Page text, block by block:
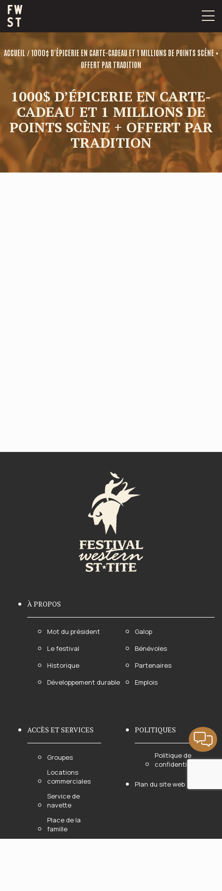
Passer
au
contenu
ACCUEIL /1000$ D’ÉPICERIE EN CARTE-CADEAU ET 1 MILLIONS DE POINTS SCÈNE +
OFFERT PAR TRADITION
1000$ D’ÉPICERIE EN CARTE-
CADEAU ET 1 MILLIONS DE
POINTS SCÈNE + OFFERT PAR
TRADITION
À PROPOS
Mot du président
Le festival
Historique
Développement durable
Galop
Bénévoles
Partenaires
Emplois
ACCÈS ET SERVICES
Groupes
Locations
commerciales
Service de
navette
Place de la
famille
POLITIQUES
Politique de
confidentialité
Plan du site web